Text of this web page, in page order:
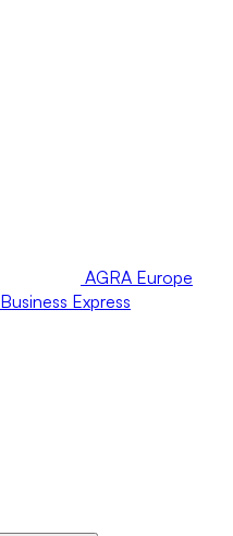
AGRA Europe
Business Express